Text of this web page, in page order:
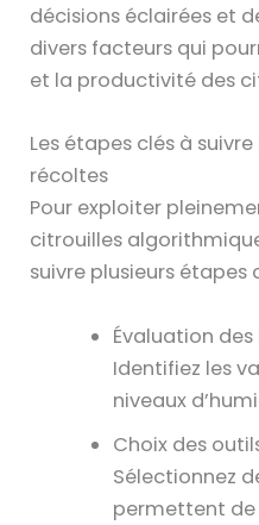
décisions éclairées et
divers facteurs qui
et la productivité des
Les étapes clés à
récoltes
Pour exploiter
citrouilles
suivre plusieurs étapes
Évaluation des
Identifiez les
niveaux
Choix des
Sélectionnez
permettent de